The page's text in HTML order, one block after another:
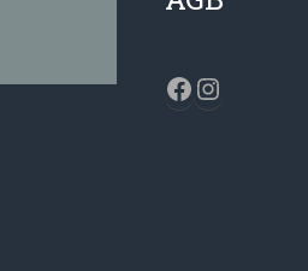
Facebook
Instagram